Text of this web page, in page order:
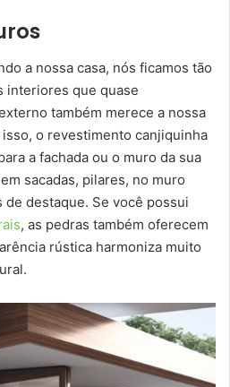
a nossa casa, nós ficamos tão
interiores que quase
também merece a nossa
o revestimento canjiquinha
a fachada ou o muro da sua
sacadas, pilares, no muro
destaque. Se você possui
, as pedras também oferecem
rústica harmoniza muito